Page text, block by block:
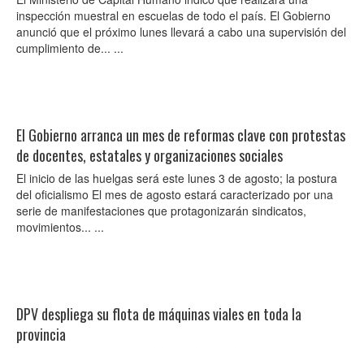
inspección muestral en escuelas de todo el país. El Gobierno
anunció que el próximo lunes llevará a cabo una supervisión del
cumplimiento de... ...
El Gobierno arranca un mes de reformas clave con protestas
de docentes, estatales y organizaciones sociales
El inicio de las huelgas será este lunes 3 de agosto; la postura
del oficialismo El mes de agosto estará caracterizado por una
serie de manifestaciones que protagonizarán sindicatos,
movimientos... ...
DPV despliega su flota de máquinas viales en toda la
provincia